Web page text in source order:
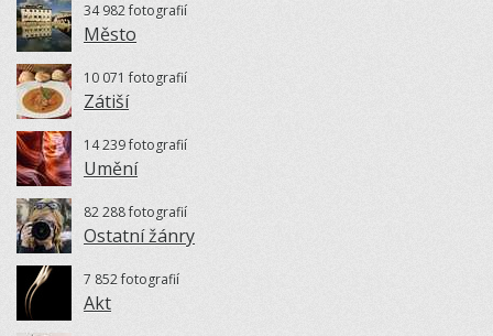
34 982 fotografií
Město
10 071 fotografií
Zátiší
14 239 fotografií
Umění
82 288 fotografií
Ostatní žánry
7 852 fotografií
Akt